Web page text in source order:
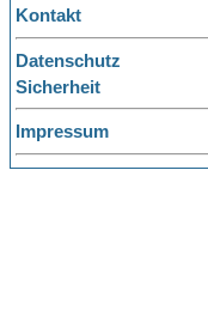
Kontakt
Datenschutz
Sicherheit
Impressum